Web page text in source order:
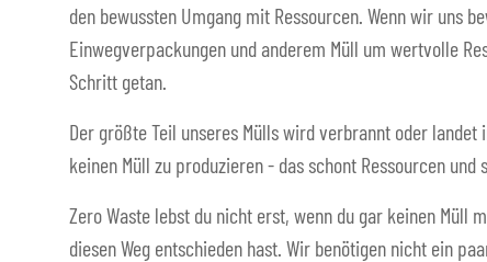
den bewussten Umgang mit Ressourcen. Wenn wir uns
Einwegverpackungen und anderem Müll um wertvolle
Schritt getan.
Der größte Teil unseres Mülls wird verbrannt oder
keinen Müll zu produzieren - das schont Ressourcen und
Zero Waste lebst du nicht erst, wenn du gar keinen Müll
diesen Weg entschieden hast. Wir benötigen nicht ein